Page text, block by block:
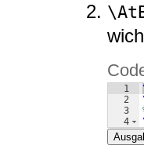
1
2
3
4